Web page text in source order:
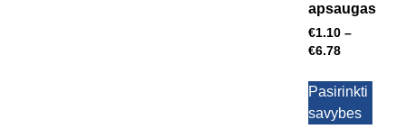
apsaugas
€1.10 –
€6.78
Pasirinkti
savybes